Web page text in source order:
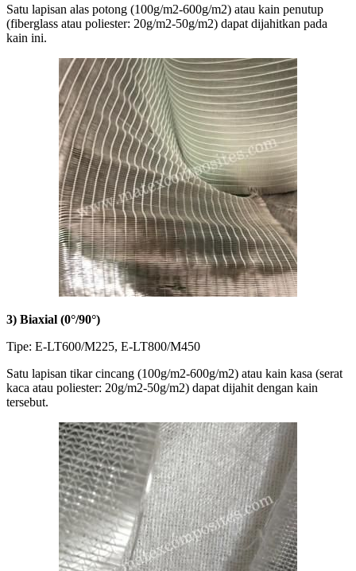
Satu lapisan alas potong (100g/m2-600g/m2) atau kain penutup
(fiberglass atau poliester: 20g/m2-50g/m2) dapat dijahitkan pada
kain ini.
3) Biaxial (0°/90°)
Tipe: E-LT600/M225, E-LT800/M450
Satu lapisan tikar cincang (100g/m2-600g/m2) atau kain kasa (serat
kaca atau poliester: 20g/m2-50g/m2) dapat dijahit dengan kain
tersebut.